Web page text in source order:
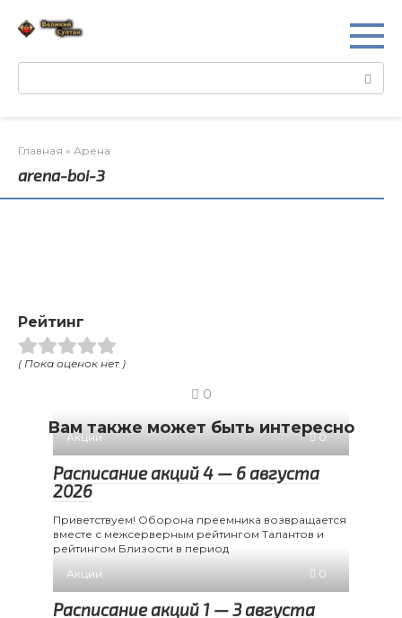
Поиск:
Главная » Арена
arena-boi-3
Рейтинг
( Пока оценок нет )
0
Вам также может быть интересно
Акции 0
Расписание акций 4 — 6 августа
2026
Приветствуем! Оборона преемника возвращается
вместе с межсерверным рейтингом Талантов и
рейтингом Близости в период
Акции
0
Расписание акций 1 — 3 августа